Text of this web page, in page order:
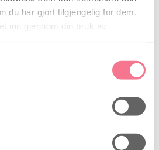
du har gjort tilgjengelig for dem,
inn gjennom din bruk av
ultralydsgel 60 ml
-19%